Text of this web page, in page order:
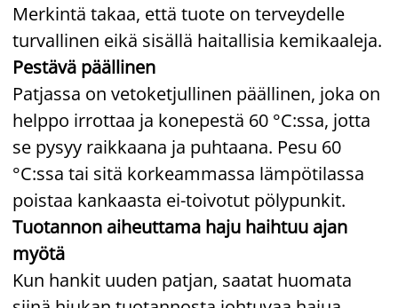
Merkintä takaa, että tuote on terveydelle
turvallinen eikä sisällä haitallisia kemikaaleja.
Pestävä päällinen
Patjassa on vetoketjullinen päällinen, joka on
helppo irrottaa ja konepestä 60 °C:ssa, jotta
se pysyy raikkaana ja puhtaana. Pesu 60
°C:ssa tai sitä korkeammassa lämpötilassa
poistaa kankaasta ei-toivotut pölypunkit.
Tuotannon aiheuttama haju haihtuu ajan
myötä
Kun hankit uuden patjan, saatat huomata